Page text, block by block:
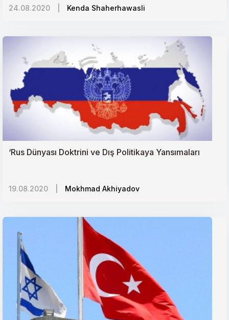
24.08.2020 Kenda Shaherhawasli
‘Rus Dünyası Doktrini ve Dış Politikaya Yansımaları
19.08.2020 Mokhmad Akhiyadov